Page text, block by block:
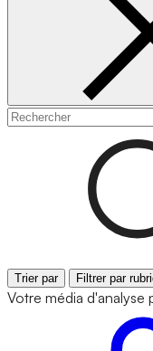
Trier par Filtrer par
Votre média